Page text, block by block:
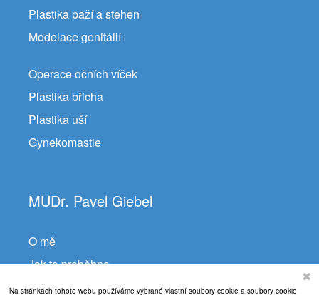
Plastika paží a stehen
Modelace genitálií
Operace očních víček
Plastika břicha
Plastika uší
Gynekomastie
MUDr. Pavel Giebel
O mě
Jak to proběhne
Často kladené dotazy
✖
Na stránkách tohoto webu používáme vybrané vlastní soubory cookie a soubory cookie